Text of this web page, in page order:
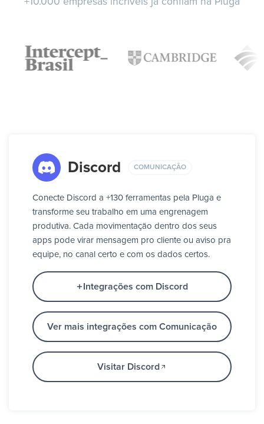
Discord COMUNICAÇÃO
Conecte Discord a +130 ferramentas pela Pluga e
transforme seu trabalho em uma engrenagem
produtiva. Cada movimentação dentro dos seus
apps pode virar mensagem pro cliente ou aviso pra
equipe, no canal certo e com os dados certos.
Integrações com Discord
Ver mais integrações com Comunicação
Visitar Discord